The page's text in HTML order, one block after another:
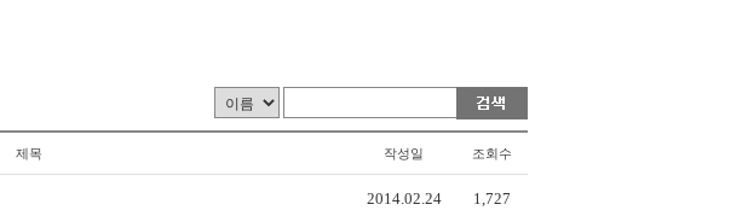
제목 작성일 조회수
2014.02.24 1,727